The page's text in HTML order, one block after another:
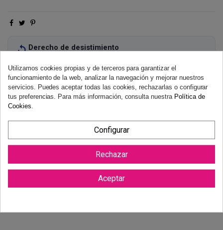
Derecho de desistimiento
necesidad de justificación.Más información
Utilizamos cookies propias y de terceros para garantizar el
funcionamiento de la web, analizar la navegación y mejorar nuestros
servicios. Puedes aceptar todas las cookies, rechazarlas o configurar
tus preferencias. Para más información, consulta nuestra Política de
Cookies
Configurar
Rechazar
Aceptar